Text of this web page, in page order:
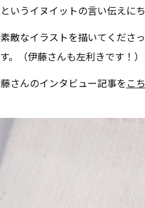
いうイヌイットの言い伝えにち
敵なイラストを描いてくださ
。（伊藤さんも左利きです！）
さんのインタビュー記事をこ